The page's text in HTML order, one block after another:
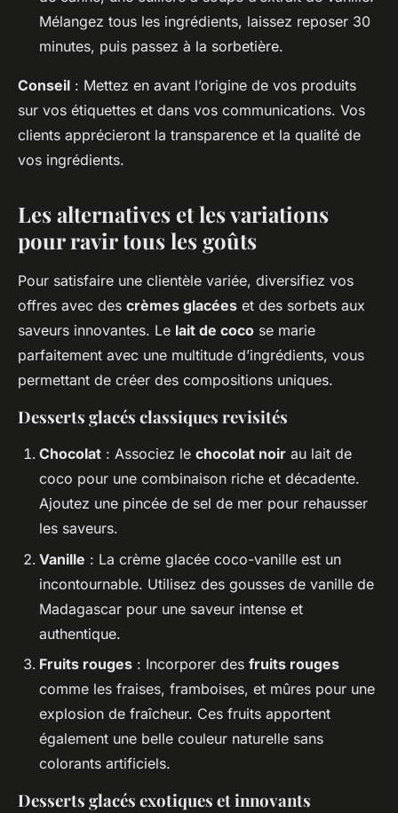
Mélangez tous les ingrédients, laissez reposer 30
minutes, puis passez à la sorbetière.
Conseil : Mettez en avant l’origine de vos produits
sur vos étiquettes et dans vos communications. Vos
clients apprécieront la transparence et la qualité de
vos ingrédients.
Les alternatives et les variations
pour ravir tous les goûts
Pour satisfaire une clientèle variée, diversifiez vos
offres avec des crèmes glacées et des sorbets aux
saveurs innovantes. Le lait de coco se marie
parfaitement avec une multitude d’ingrédients, vous
permettant de créer des compositions uniques.
Desserts glacés classiques revisités
Chocolat : Associez le chocolat noir au lait de
coco pour une combinaison riche et décadente.
Ajoutez une pincée de sel de mer pour rehausser
les saveurs.
Vanille : La crème glacée coco-vanille est un
incontournable. Utilisez des gousses de vanille de
Madagascar pour une saveur intense et
authentique.
Fruits rouges : Incorporer des fruits rouges
comme les fraises, framboises, et mûres pour une
explosion de fraîcheur. Ces fruits apportent
également une belle couleur naturelle sans
colorants artificiels.
Desserts glacés exotiques et innovants